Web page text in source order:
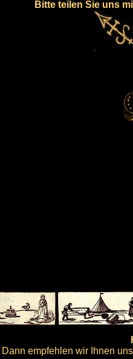
Bitte teilen Sie uns
Dann empfehlen wir Ihnen